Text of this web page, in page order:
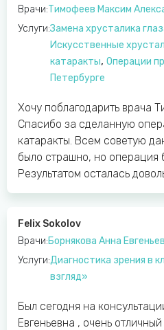
Врачи:Тимофеев Максим
Услуги:Замена хрусталика
Искусственные
катаракты, Операции
Петербурге
Хочу поблагодарить врача
Спасибо за сделанную
катаракты. Всем советую
было страшно, но операция
Результатом осталась
Felix Sokolov
Врачи:Борнякова Анна
Услуги:Диагностика зрения в
взгляд»
Был сегодня на
Евгеньевна , очень